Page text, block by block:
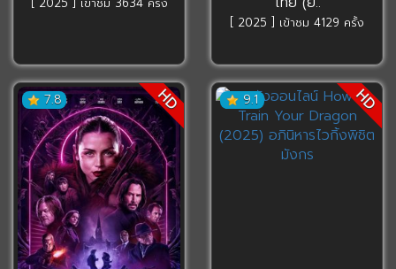
[ 2025 ] เข้าชม 4129 ครั้ง
7.8 HD 9.1 HD